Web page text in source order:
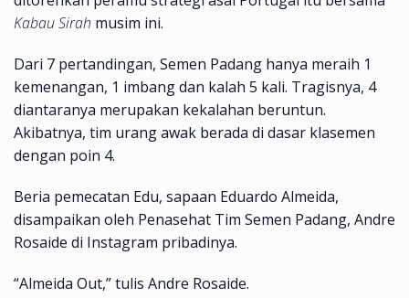
Kabau Sirah musim ini.
Dari 7 pertandingan, Semen Padang hanya meraih 1
kemenangan, 1 imbang dan kalah 5 kali. Tragisnya, 4
diantaranya merupakan kekalahan beruntun.
Akibatnya, tim urang awak berada di dasar klasemen
dengan poin 4.
Beria pemecatan Edu, sapaan Eduardo Almeida,
disampaikan oleh Penasehat Tim Semen Padang, Andre
Rosaide di Instagram pribadinya.
“Almeida Out,” tulis Andre Rosaide.